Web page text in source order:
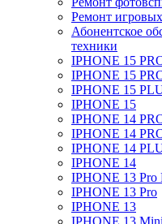
Ремонт
Абонентское
техники
IPHONE 15
IPHONE 15
IPHONE 15
IPHONE 15
IPHONE 14
IPHONE 14
IPHONE 14
IPHONE 14
IPHONE 13 Pro
IPHONE 13 Pro
IPHONE 13
IPHONE 13 Mini